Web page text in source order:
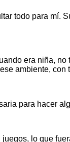
todo para mí.
era niña,
ambiente,
para hacer
lo que